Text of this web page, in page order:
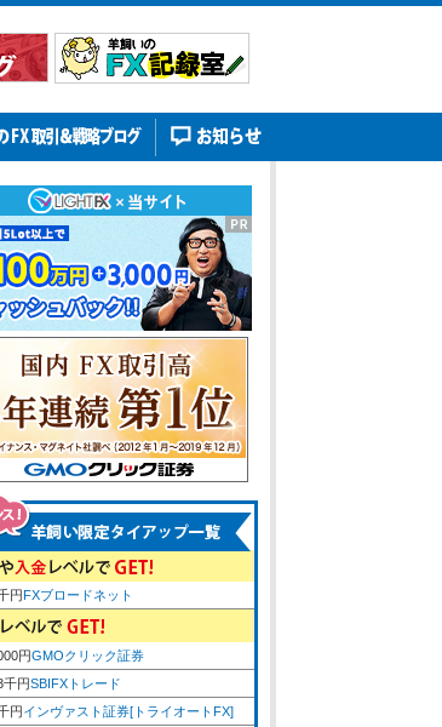
円FXブロードネット
円GMOクリック証券
千円SBIFXトレード
円インヴァスト証券[トライオートFX]